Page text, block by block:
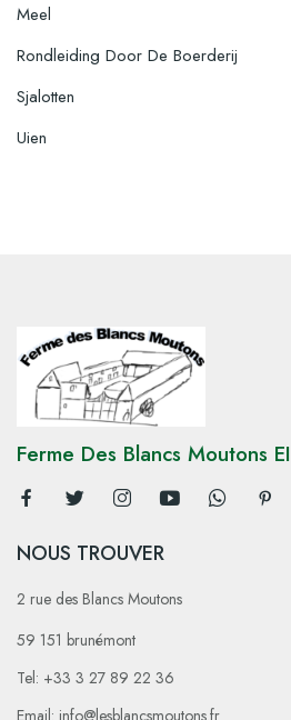
Meel
Rondleiding Door De Boerderij
Sjalotten
Uien
Ferme Des Blancs Moutons EI
NOUS TROUVER
2 rue des Blancs Moutons
59 151 brunémont
Tel: +33 3 27 89 22 36
Email: info@lesblancsmoutons.fr